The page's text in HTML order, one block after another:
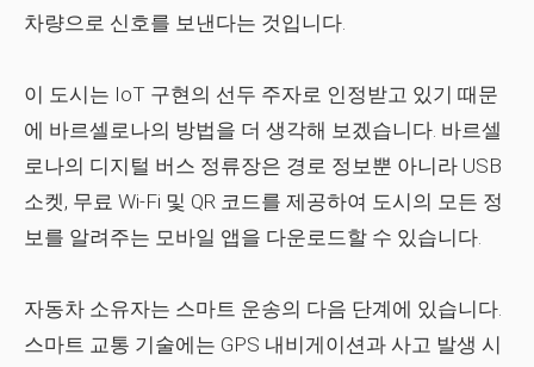
차량으로 신호를 보낸다는 것입니다.
이 도시는 IoT 구현의 선두 주자로 인정받고 있기 때문
에 바르셀로나의 방법을 더 생각해 보겠습니다. 바르셀
로나의 디지털 버스 정류장은 경로 정보뿐 아니라 USB
소켓, 무료 Wi-Fi 및 QR 코드를 제공하여 도시의 모든 정
보를 알려주는 모바일 앱을 다운로드할 수 있습니다.
자동차 소유자는 스마트 운송의 다음 단계에 있습니다.
스마트 교통 기술에는 GPS 내비게이션과 사고 발생 시